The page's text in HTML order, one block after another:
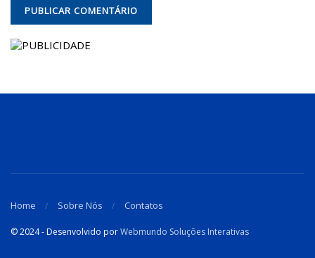
Home Sobre Nós Contatos
© 2024 - Desenvolvido porWebmundo Soluções Interativas